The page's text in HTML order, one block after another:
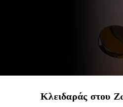
Κλειδαράς στου